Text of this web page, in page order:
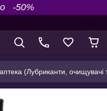
-50%
(Лубриканти, очищувачі